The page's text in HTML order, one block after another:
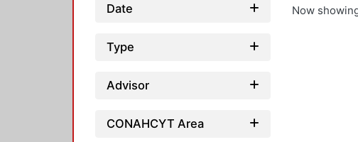
Date
Type
Advisor
CONAHCYT Area
Now